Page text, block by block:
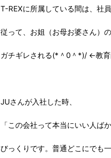
T-REXに所属している間は、社
従って、お姐（お母お婆さん）
ガチギレされる(*＾0＾*)/ ←教育
JUさんが入社した時、
「この会社って本当にいい人ば
びっくりです。普通どこにでも